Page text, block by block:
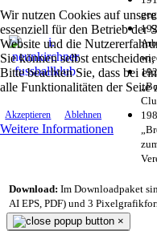
Wir nutzen Cookies auf
essenziell für den Betrieb der
Website und die
Sie können selbst
Bitte beachten Sie, dass bei
alle Funktionalitäten der Seite
Akzeptieren Ablehnen
Weitere Informationen
Download: Im Downloadpaket
AI EPS, PDF) und 3
×